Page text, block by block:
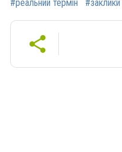
#реальний термін #заклики